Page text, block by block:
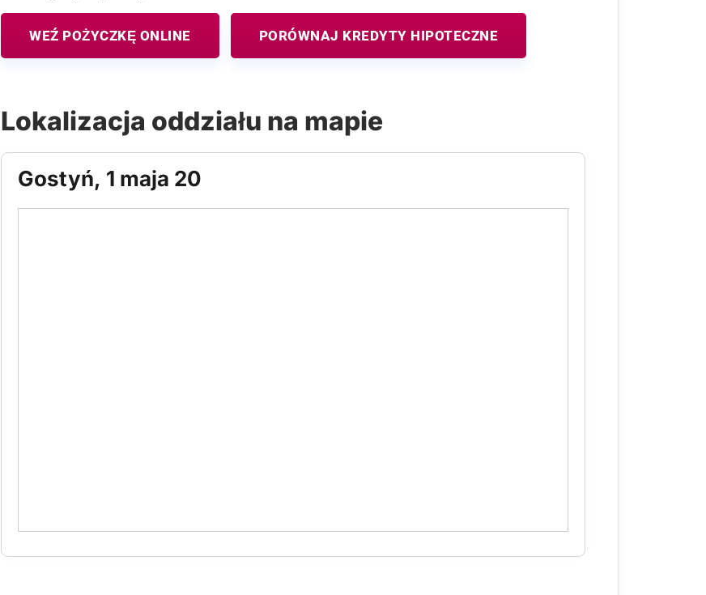
WEŹ POŻYCZKĘ ONLINE PORÓWNAJ KREDYTY HIPOTECZNE
Lokalizacja oddziału na mapie
Gostyń, 1 maja 20